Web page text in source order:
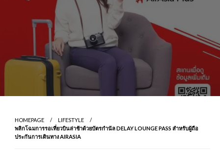
HOMEPAGE
LIFESTYLE
พลิกโฉมการรอเที่ยวบินล่าช้าด้วยบัตรกำนัล DELAY LOUNGE PASS สำหรับผู้ถือ
ประกันการเดินทาง AIRASIA